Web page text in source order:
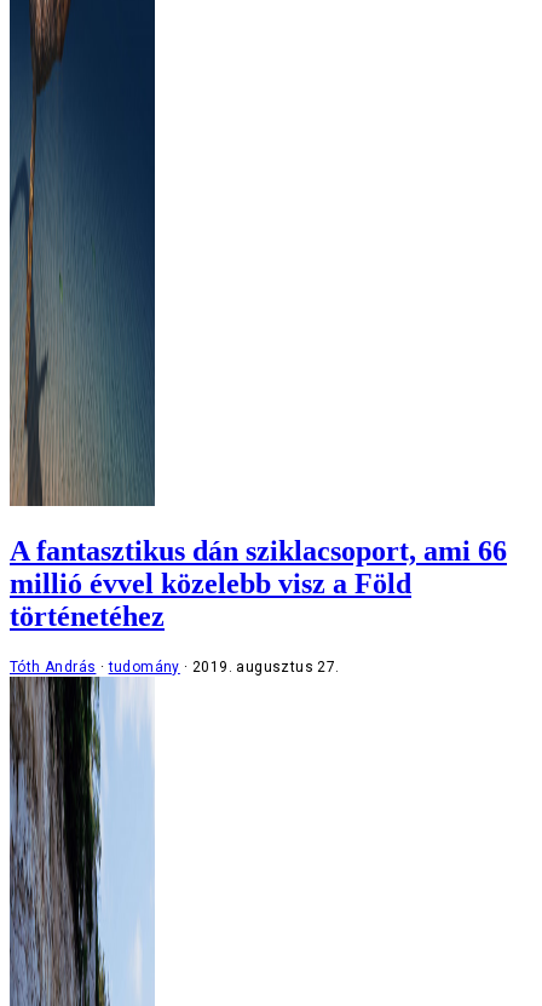
A fantasztikus dán sziklacsoport, ami 66
millió évvel közelebb visz a Föld
történetéhez
Tóth András tudomány 2019. augusztus 27.